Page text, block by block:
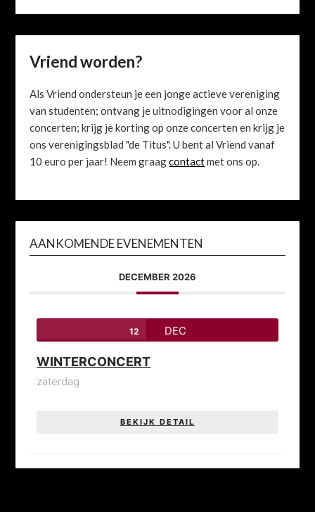
Vriend worden?
Als Vriend ondersteun je een jonge actieve vereniging
van studenten; ontvang je uitnodigingen voor al onze
concerten; krijg je korting op onze concerten en krijg je
ons verenigingsblad "de Titus". U bent al Vriend vanaf
10 euro per jaar! Neem graagcontactmet ons op.
AANKOMENDE EVENEMENTEN
DECEMBER 2026
12 DEC
WINTERCONCERT
zaterdag
BEKIJK DETAIL